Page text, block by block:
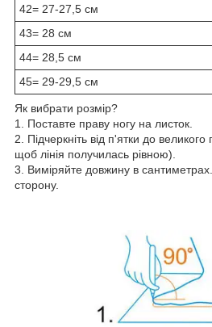
42= 27-27,5 см
43= 28 см
44= 28,5 см
45= 29-29,5 см
Як вибрати розмір?
1. Поставте праву ногу на листок.
2. Підчеркніть від п'ятки до великого
щоб лінія получилась рівною).
3. Виміряйте довжину в сантиметрах.
сторону.